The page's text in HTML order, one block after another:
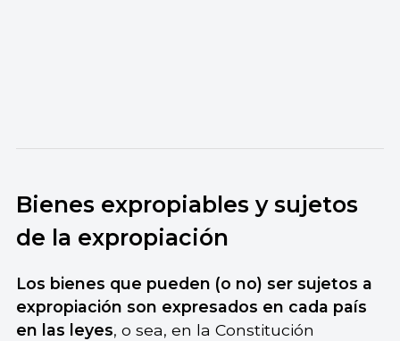
Bienes expropiables y sujetos
de la expropiación
Los bienes que pueden (o no) ser sujetos a
expropiación son expresados en cada país
en las leyes, o sea, en la Constitución